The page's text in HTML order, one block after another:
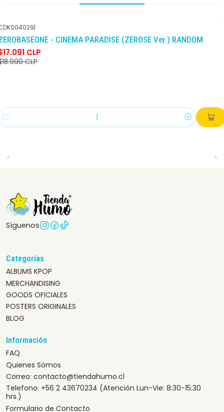
-10% DCTO
|
- CINEMA PARADISE (ZEROSE Ver.) RANDOM
CLP
CLP
Síguenos
Categorías
ALBUMS KPOP
MERCHANDISING
GOODS OFICIALES
POSTERS ORIGINALES
BLOG
Información
FAQ
Quienes Somos
Correo: contacto@tiendahumo.cl
Telefono: +56 2 43670234 (Atención Lun-Vie: 8:30-15:30
hrs.)
Formulario de Contacto